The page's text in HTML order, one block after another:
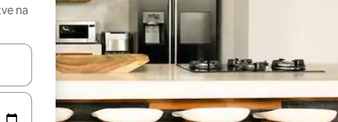
na
gor in dol ali pa raziskujte z dotikom ali podrsljajem.